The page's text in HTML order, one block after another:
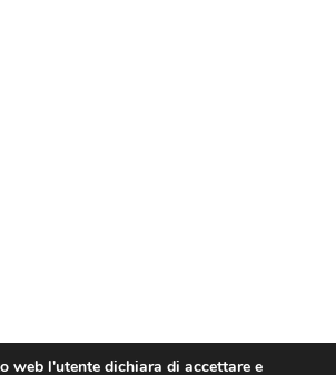
web l'utente dichiara di accettare e